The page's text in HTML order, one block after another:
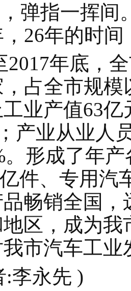
弹指一挥间
，26年的时
2017年底，
，占全市规
业产值63
产业从业人
。形成了年
件、专用汽
畅销全国
地区，成为
市汽车工
:李永先 )